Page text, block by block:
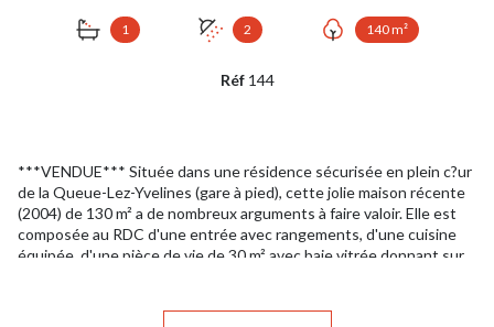
1 2 140 m²
Réf 144
***VENDUE*** Située dans une résidence sécurisée en plein c?ur
de la Queue-Lez-Yvelines (gare à pied), cette jolie maison récente
(2004) de 130 m² a de nombreux arguments à faire valoir. Elle est
composée au RDC d'une entrée avec rangements, d'une cuisine
équipée, d'une pièce de vie de 30 m² avec baie vitrée donnant sur
dont une avec salle d'eau ; une salle de bains et des wc séparés.